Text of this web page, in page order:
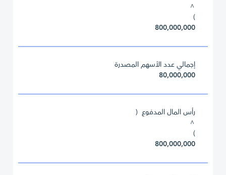
^
)
800,000,000
إجمالي عدد الأسهم المصدرة
80,000,000
رأس المال المدفوع (
^
)
800,000,000